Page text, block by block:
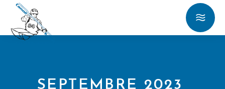
SEPTEMBRE 2023